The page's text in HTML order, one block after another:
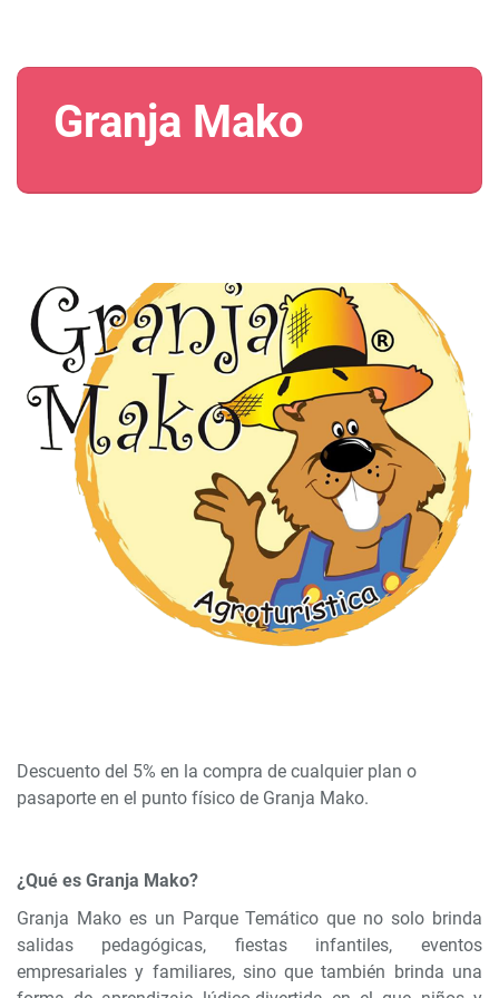
Granja Mako
Descuento del 5% en la compra de cualquier plan o
pasaporte en el punto físico de Granja Mako.
¿Qué es Granja Mako?
Granja Mako es un Parque Temático que no solo brinda
salidas pedagógicas, fiestas infantiles, eventos
empresariales y familiares, sino que también brinda una